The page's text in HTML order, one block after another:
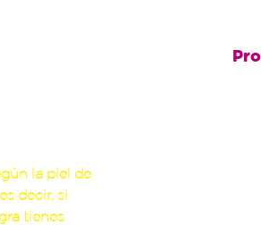
la piel de
decir, si
tienes